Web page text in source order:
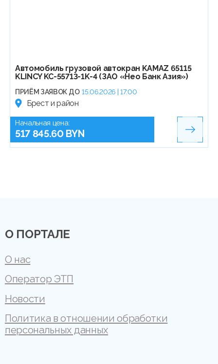
Автомобиль грузовой автокран KAMAZ 65115
KLINCY KC-55713-1K-4 (ЗАО «Нео Банк Азия»)
ПРИЁМ ЗАЯВОК ДО 15.06.2026 | 17:00
Брест и район
Начальная цена:
517 845.60 BYN
О ПОРТАЛЕ
О нас
Оператор ЭТП
Новости
Политика в отношении обработки
персональных данных